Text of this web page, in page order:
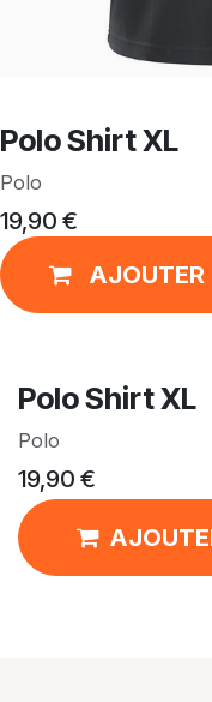
Polo Shirt XL
Polo
19,90 €
AJOUTER
Polo Shirt XL
Polo
19,90 €